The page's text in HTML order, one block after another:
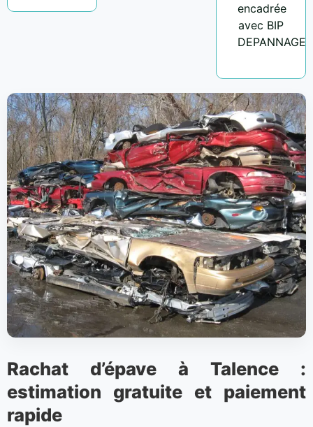
encadrée
avec BIP
DEPANNAGE.
Rachat d’épave à Talence :
estimation gratuite et paiement
rapide